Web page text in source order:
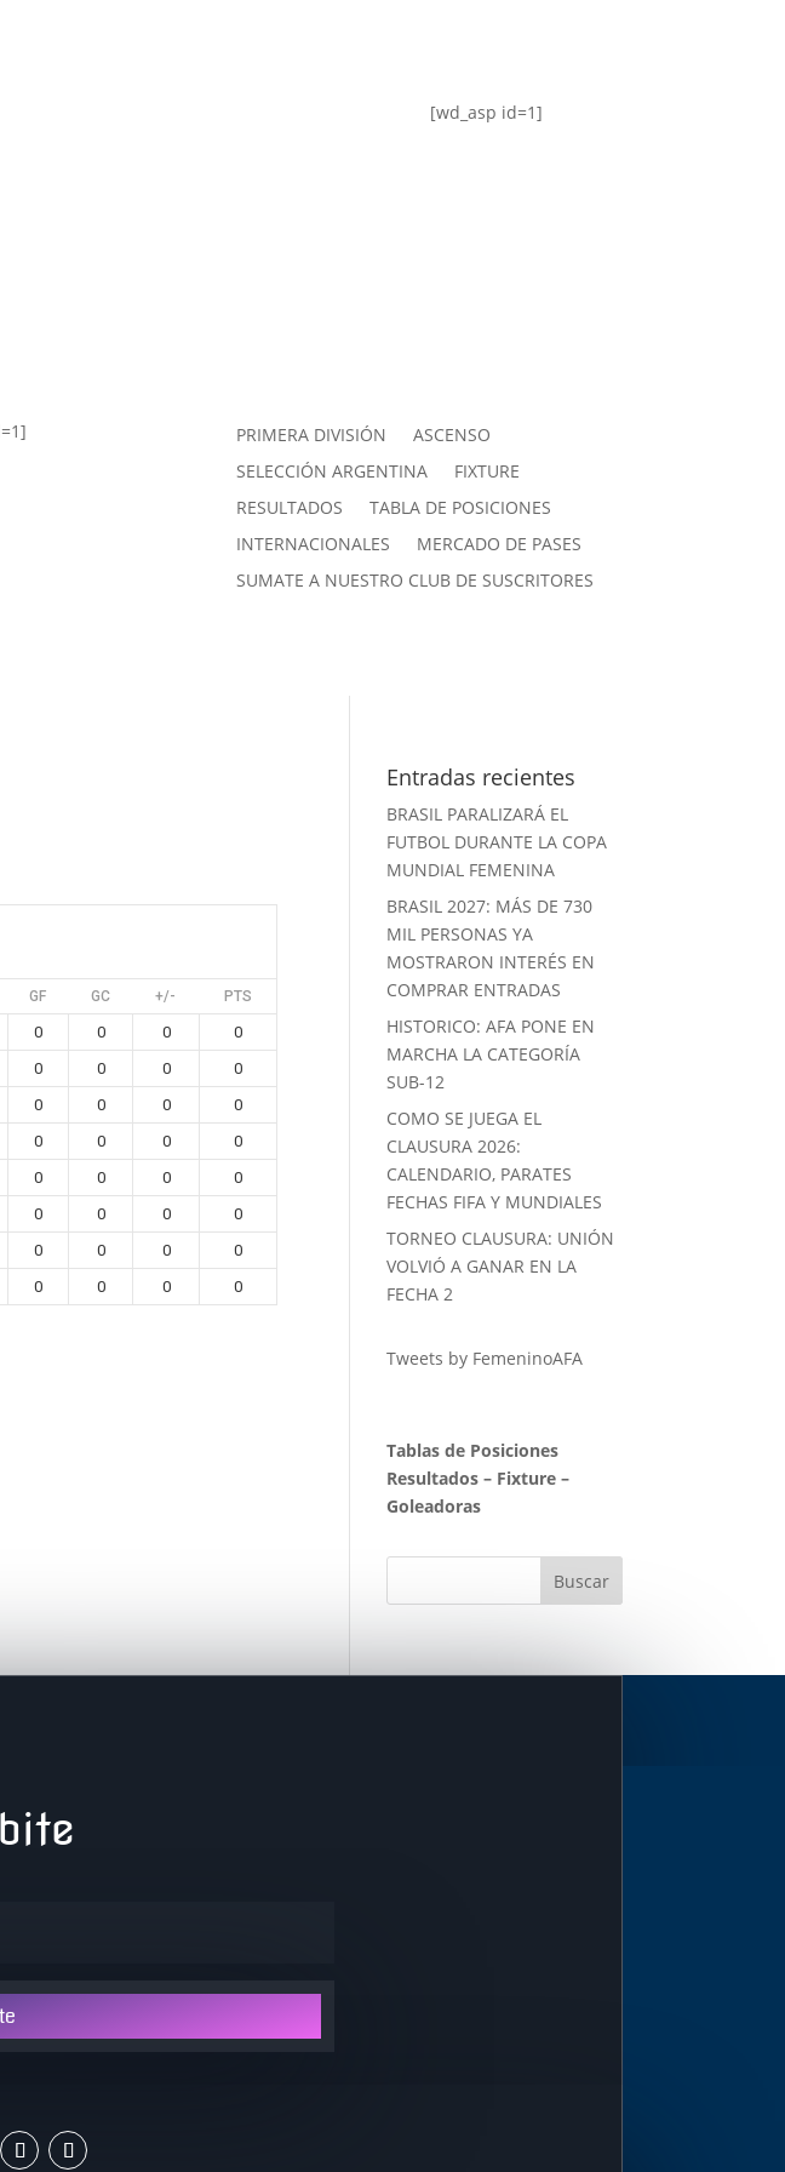
[wd_asp id=1]
PRIMERA DIVISIÓN
ASCENSO
SELECCIÓN ARGENTINA
FIXTURE
RESULTADOS
TABLA DE POSICIONES
INTERNACIONALES
MERCADO DE PASES
SUMATE A NUESTRO CLUB DE SUSCRITORES
GF GC +/- PTS
0 0 0
0
0 0 0
0
0 0 0
0
0 0 0
0
0 0 0
0
0 0 0
0
0 0 0
0
0 0 0 0
Entradas recientes
BRASIL PARALIZARÁ EL
FUTBOL DURANTE LA COPA
MUNDIAL FEMENINA
BRASIL 2027: MÁS DE 730
MIL PERSONAS YA
MOSTRARON INTERÉS EN
COMPRAR ENTRADAS
HISTORICO: AFA PONE EN
MARCHA LA CATEGORÍA
SUB-12
COMO SE JUEGA EL
CLAUSURA 2026:
CALENDARIO, PARATES
FECHAS FIFA Y MUNDIALES
TORNEO CLAUSURA: UNIÓN
VOLVIÓ A GANAR EN LA
FECHA 2
Tweets by FemeninoAFA
Tablas de Posiciones
Resultados – Fixture –
Goleadoras